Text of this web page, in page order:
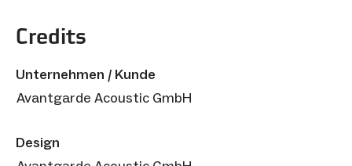
Credits
Unternehmen / Kunde
Avantgarde Acoustic GmbH
Design